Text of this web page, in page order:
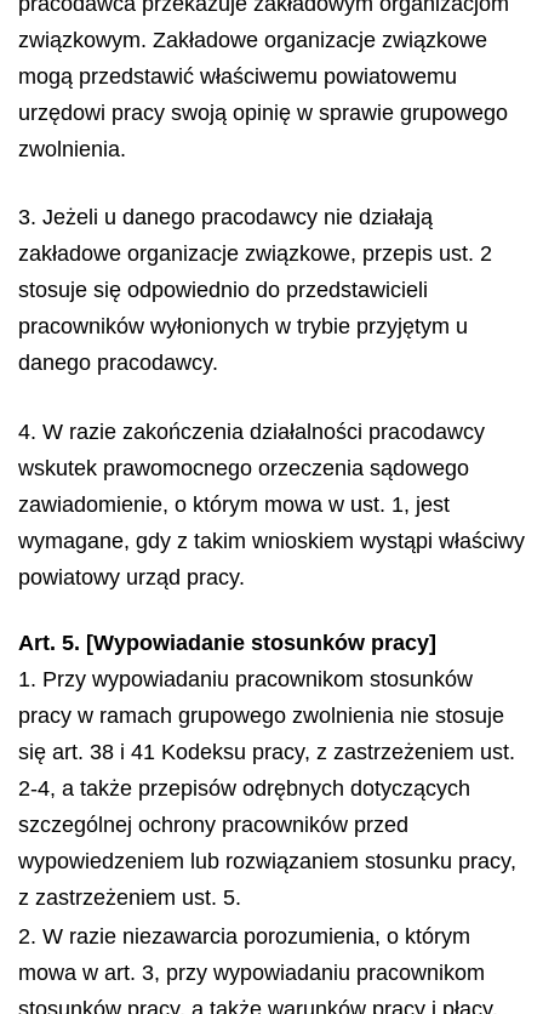
związkowym. Zakładowe organizacje związkowe
mogą przedstawić właściwemu powiatowemu
urzędowi pracy swoją opinię w sprawie grupowego
zwolnienia.
3. Jeżeli u danego pracodawcy nie działają
zakładowe organizacje związkowe, przepis ust. 2
stosuje się odpowiednio do przedstawicieli
pracowników wyłonionych w trybie przyjętym u
danego pracodawcy.
4. W razie zakończenia działalności pracodawcy
wskutek prawomocnego orzeczenia sądowego
zawiadomienie, o którym mowa w ust. 1, jest
wymagane, gdy z takim wnioskiem wystąpi właściwy
powiatowy urząd pracy.
Art. 5. [Wypowiadanie stosunków pracy]
1. Przy wypowiadaniu pracownikom stosunków
pracy w ramach grupowego zwolnienia nie stosuje
się art. 38 i 41 Kodeksu pracy, z zastrzeżeniem ust.
2-4, a także przepisów odrębnych dotyczących
szczególnej ochrony pracowników przed
wypowiedzeniem lub rozwiązaniem stosunku pracy,
z zastrzeżeniem ust. 5.
2. W razie niezawarcia porozumienia, o którym
mowa w art. 3, przy wypowiadaniu pracownikom
stosunków pracy, a także warunków pracy i płacy,